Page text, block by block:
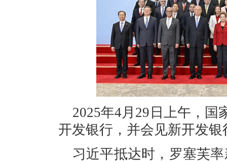
2025年4月29日上午，
开发银行，并会见新开发
习近平抵达时，罗塞芙